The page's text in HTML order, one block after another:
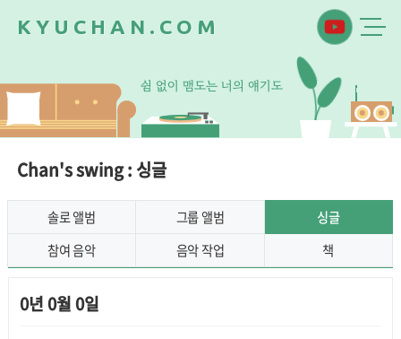
K Y U C H A N . C O M
쉼 없이 맴도는 너의 얘기도
Chan's swing : 싱글
솔로 앨범 그룹 앨범
싱글
참여 음악
음악 작업 책
0년 0월 0일